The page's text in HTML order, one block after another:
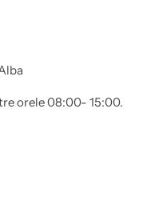
orele 08:00- 15:00.